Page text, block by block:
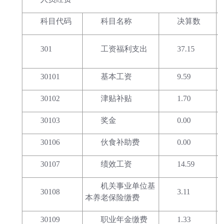
科目代码 科目名称 决算数
301 工资福利支出 37.15
30101 基本工资 9.59
30102 津贴补贴 1.70
30103 奖金 0.00
30106 伙食补助费 0.00
30107 绩效工资 14.59
30108
机关事业单位基
本养老保险缴费
3.11
30109 职业年金缴费 1.33